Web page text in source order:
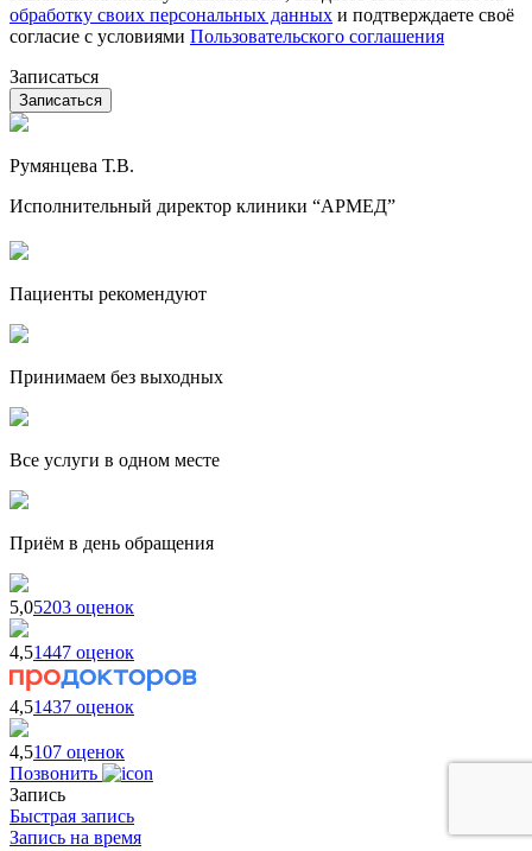
обработку своих персональных данных и подтверждаете своё
согласие с условиями Пользовательского соглашения
Записаться
Румянцева Т.В.
Исполнительный директор клиники “АРМЕД”
Пациенты рекомендуют
Принимаем без выходных
Все услуги в одном месте
Приём в день обращения
5,05203 оценок
4,51447 оценок
4,51437 оценок
4,5107 оценок
Позвонить
Запись
Быстрая запись
Запись на время